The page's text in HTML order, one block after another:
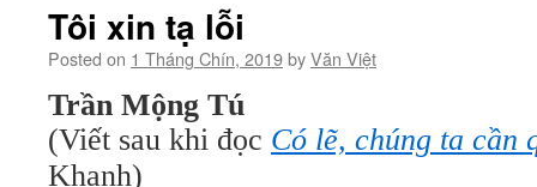
Tôi xin tạ lỗi
Posted on 1 Tháng Chín, 2019byVăn Việt
Trần Mộng Tú
(Viết sau khi đọc Có lẽ, chúng ta cần
Khanh)